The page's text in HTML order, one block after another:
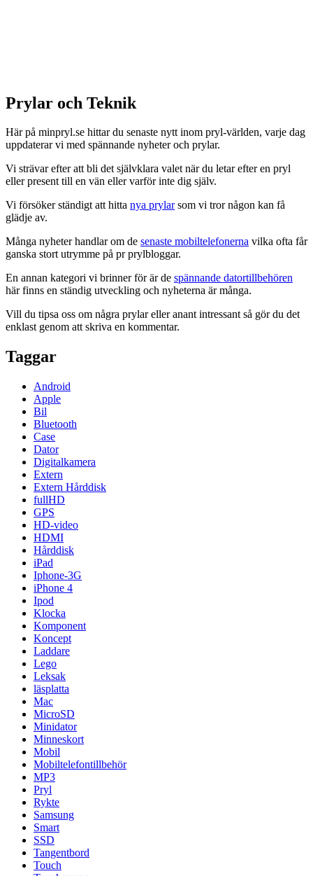
Prylar och Teknik
Här på minpryl.se hittar du senaste nytt inom pryl-världen, varje dag
uppdaterar vi med spännande nyheter och prylar.
Vi strävar efter att bli det självklara valet när du letar efter en pryl
eller present till en vän eller varför inte dig själv.
Vi försöker ständigt att hitta nya prylarsom vi tror någon kan få
glädje av.
Många nyheter handlar om de senaste mobiltelefonerna vilka ofta får
ganska stort utrymme på pr prylbloggar.
En annan kategori vi brinner för är de spännande datortillbehören
här finns en ständig utveckling och nyheterna är många.
Vill du tipsa oss om några prylar eller anant intressant så gör du det
enklast genom att skriva en kommentar.
Taggar
Android
Apple
Bil
Bluetooth
Case
Dator
Digitalkamera
Extern
Extern Hårddisk
fullHD
GPS
HD-video
HDMI
Hårddisk
iPad
Iphone-3G
iPhone 4
Ipod
Klocka
Komponent
Koncept
Laddare
Lego
Leksak
läsplatta
Mac
MicroSD
Minidator
Minneskort
Mobil
Mobiltelefontillbehör
MP3
Pryl
Rykte
Samsung
Smart
SSD
Tangentbord
Touch